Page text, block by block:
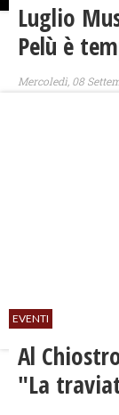
Luglio
Pelù è
Mercoledì, 08
EVENTI
Al
"La